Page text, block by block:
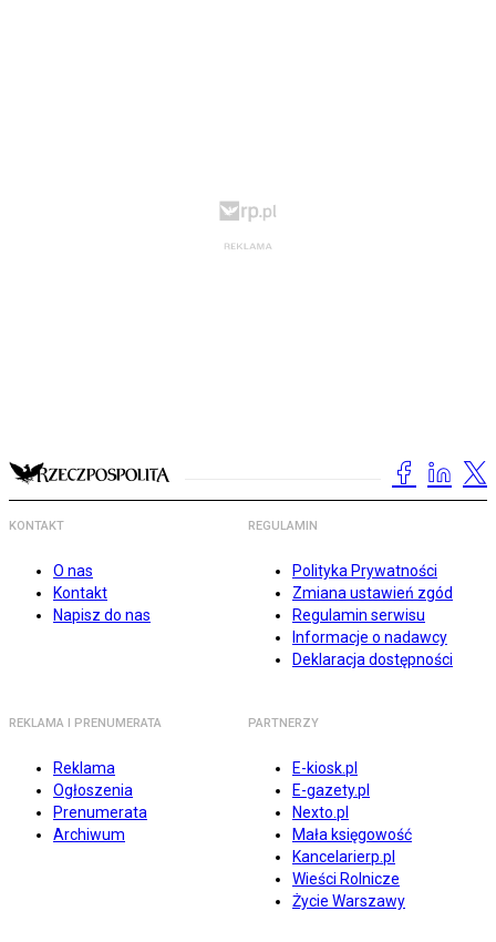
KONTAKT
O nas
Kontakt
Napisz do nas
REGULAMIN
Polityka Prywatności
Zmiana ustawień zgód
Regulamin serwisu
Informacje o nadawcy
Deklaracja dostępności
REKLAMA I PRENUMERATA
Reklama
Ogłoszenia
Prenumerata
Archiwum
PARTNERZY
E-kiosk.pl
E-gazety.pl
Nexto.pl
Mała księgowość
Kancelarierp.pl
Wieści Rolnicze
Życie Warszawy